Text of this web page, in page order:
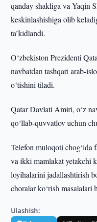
qanday shakliga va Yaqin
keskinlashishiga olib
ta’kidlandi.
O‘zbekiston Prezidenti
navbatdan tashqari arab-
o‘tishini tiladi.
Qatar Davlati Amiri, o‘z
qo‘llab-quvvatlov uchun
Telefon muloqoti chog‘ida
va ikki mamlakat yetakchi
loyihalarini jadallashtirish
choralar ko‘rish masalalari
Ulashish: